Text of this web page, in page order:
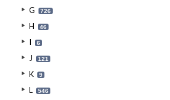
G 726
H 46
I 6
J 121
K 9
L 546